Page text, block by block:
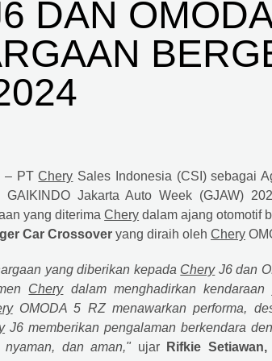
DAN
– PTChery Sales Indonesia (CSI) sebagai
GAIKINDO Jakarta Auto Week (GJAW)
yang diterimaChery dalam ajang otomotif
Car Crossover yang diraih oleh Chery
yang diberikan kepada CheryJ6 dan
Cherydalam menghadirkan
OMODA 5 RZ menawarkan performa,
J6 memberikan pengalaman berkendara
dan aman,"ujar Rifkie